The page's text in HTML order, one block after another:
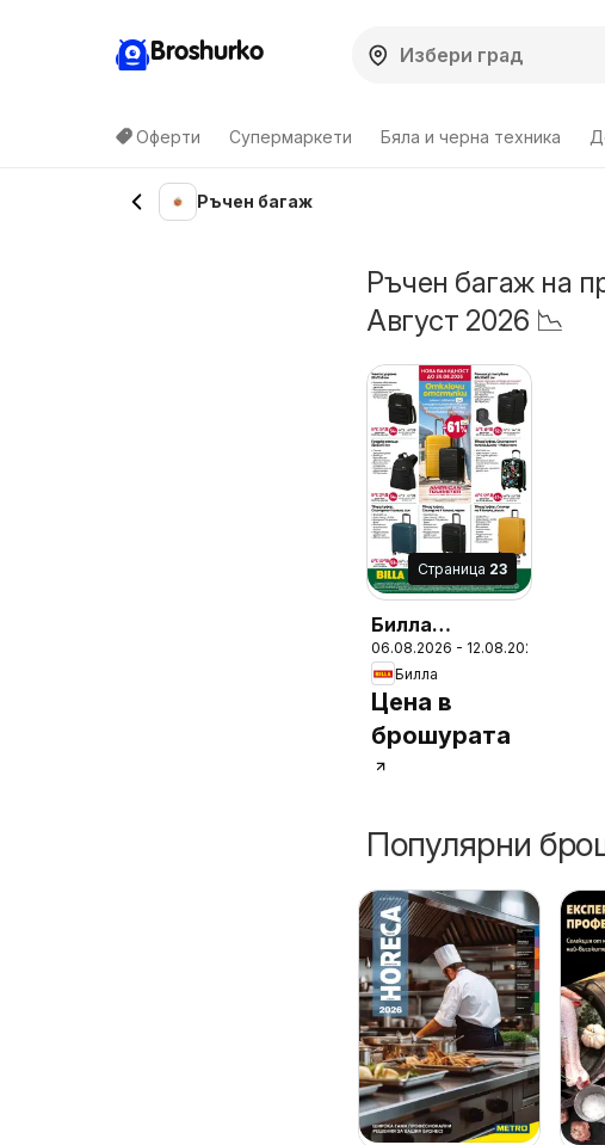
Broshurko
Оферти Супермаркети Бяла и черна техника
Ръчен багаж
Ръчен багаж на
Август 2026 📉
Cтраница 23
Билла
Седмична
брошура
06.08.2026 - 12.08.2026
Билла
Цена в
брошурата
Популярни